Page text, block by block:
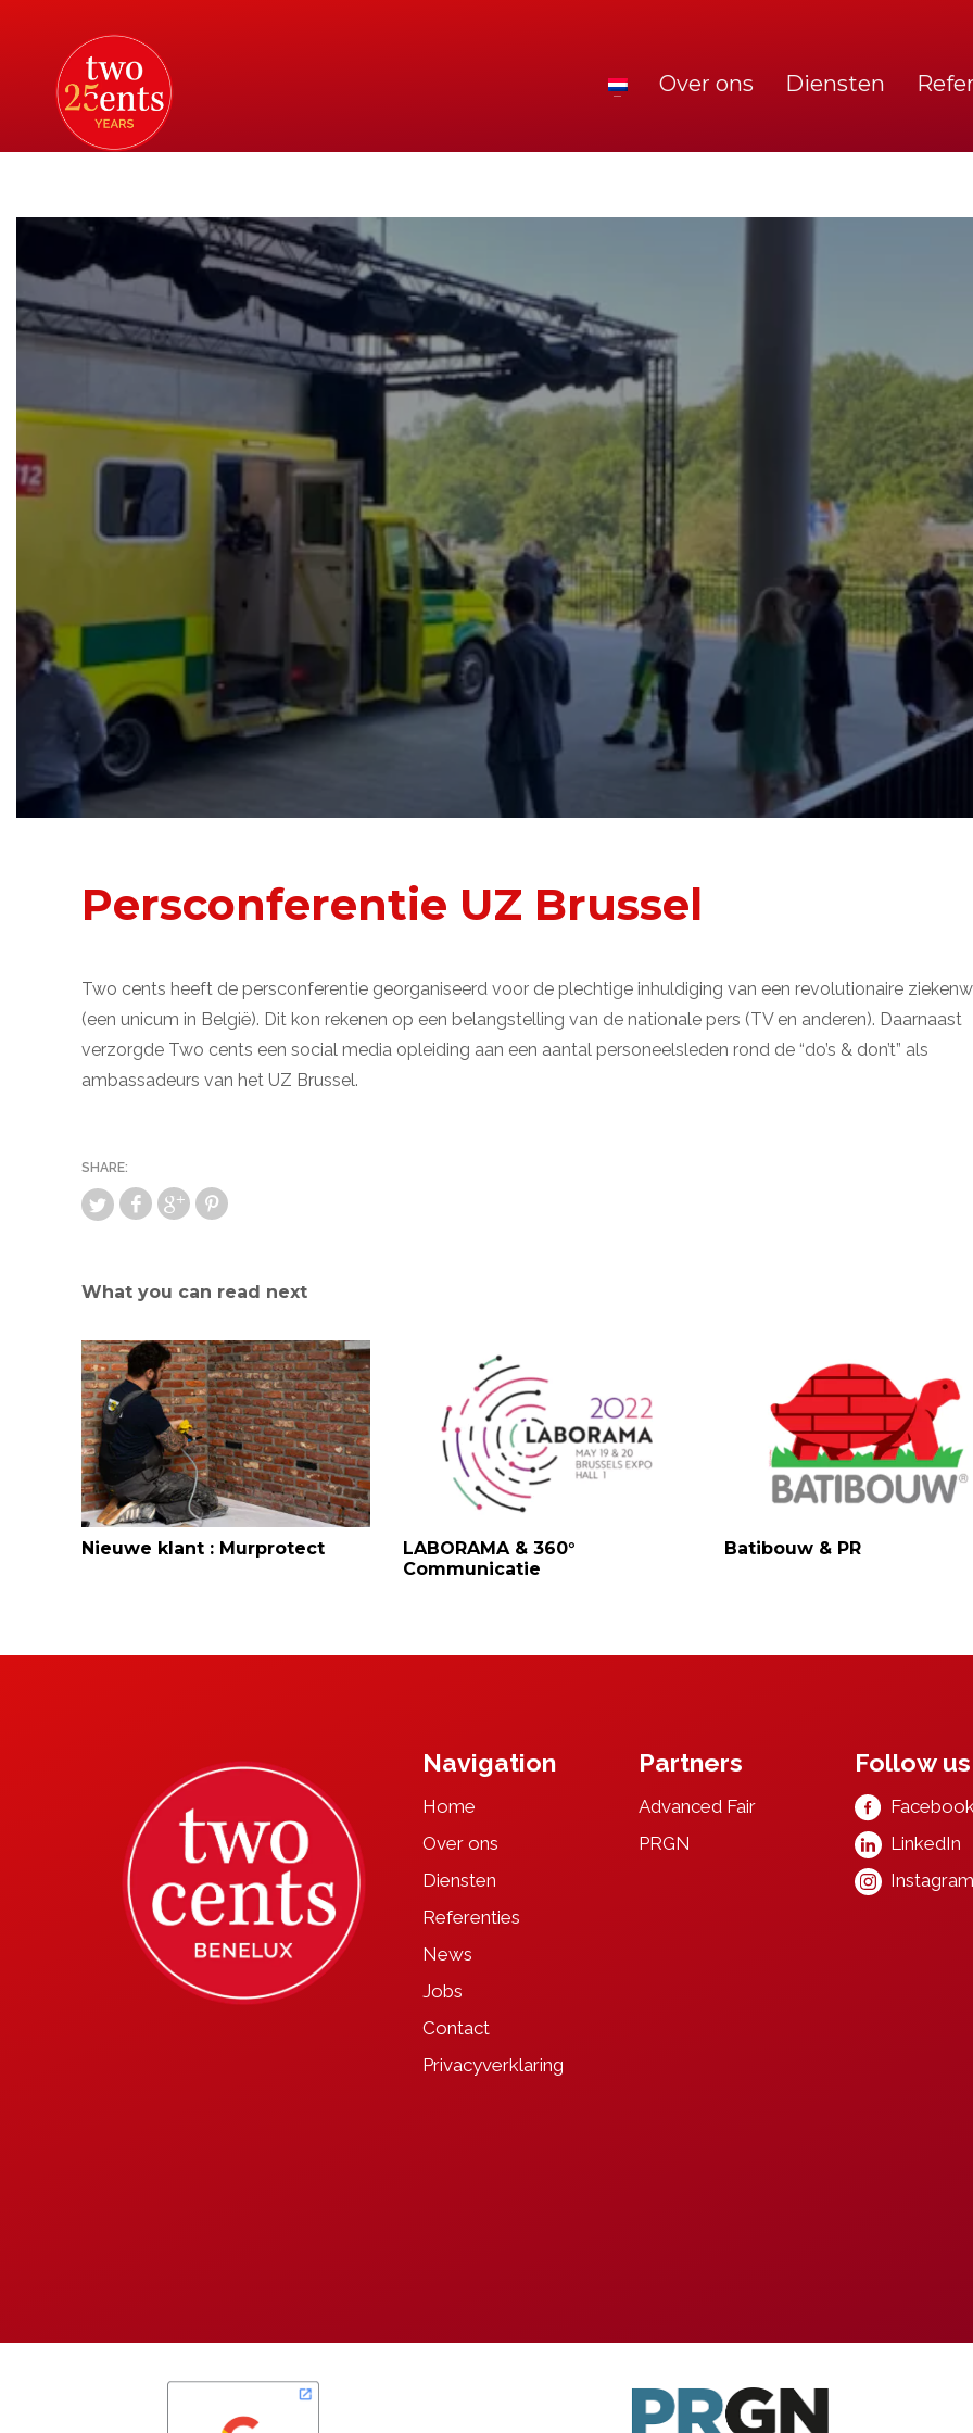
Over ons Diensten
Persconferentie UZ Brussel
Two cents heeft de persconferentie georganiseerd voor de plechtige inhuldiging van een revolutionaire
(een unicum in België). Dit kon rekenen op een belangstelling van de nationale pers (TV en anderen). Daarnaast
verzorgde Two cents een social media opleiding aan een aantal personeelsleden rond de “do’s & don’t” als
ambassadeurs van het UZ Brussel.
What you can read next
Nieuwe klant : Murprotect
LABORAMA & 360°
Communicatie
Batibouw & PR
Navigation
Home
Over ons
Diensten
Referenties
News
Jobs
Contact
Privacyverklaring
Partners
Advanced Fair
PRGN
Follow us
LinkedIn
Instagram